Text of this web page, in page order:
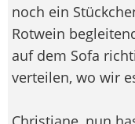
noch ein
Rotwein
auf dem Sofa
verteilen, wo wir